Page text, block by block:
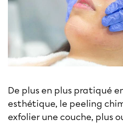
De plus en plus pratiqué
esthétique, le peeling
exfolier une couche, plus